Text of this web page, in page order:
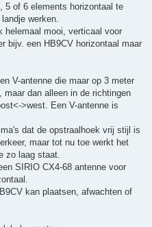
5 of 6 elements horizontaal te
werken.
helemaal mooi, verticaal voor
bijv. een HB9CV horizontaal maar
V-antenne die maar op 3 meter
dan alleen in de richtingen
>west. Een V-antenne is
dat de opstraalhoek vrij stijl is
maar tot nu toe werkt het
zo laag staat.
SIRIO CX4-68 antenne voor
kan plaatsen, afwachten of